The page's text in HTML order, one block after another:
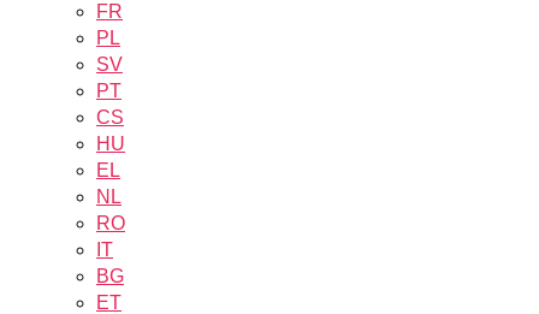
FR
PL
SV
PT
CS
HU
EL
NL
RO
IT
BG
ET